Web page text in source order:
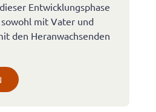
Entwicklungsphase
mit Vater und
den Heranwachsenden